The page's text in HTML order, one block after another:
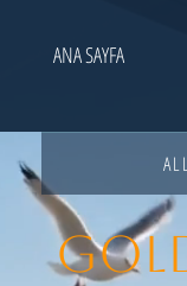
ANA SAYFA